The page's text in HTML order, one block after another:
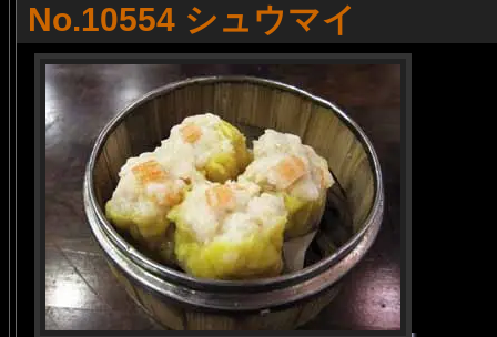
No.10554 シュウマイ